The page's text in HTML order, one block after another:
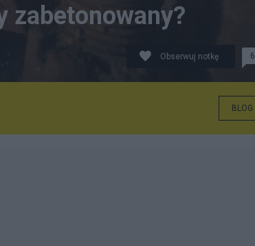
zabetonowany?
Obserwuj notkę 6
BLOG